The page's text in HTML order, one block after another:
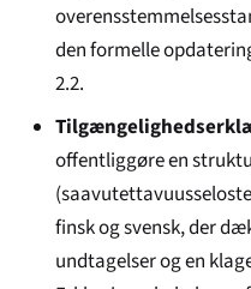
den formelle
2.2.
offentliggøre en
(saavutettavuusseloste
finsk og svensk, der
undtagelser og en